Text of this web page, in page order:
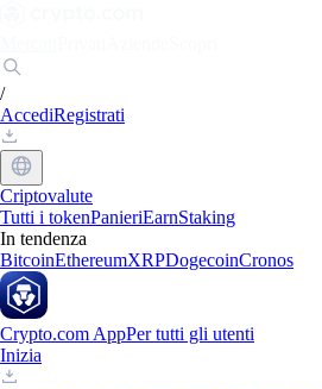
/
AccediRegistrati
Criptovalute
Tutti i tokenPanieriEarnStaking
In tendenza
BitcoinEthereumXRPDogecoinCronos
Crypto.com AppPer tutti gli utenti
Inizia